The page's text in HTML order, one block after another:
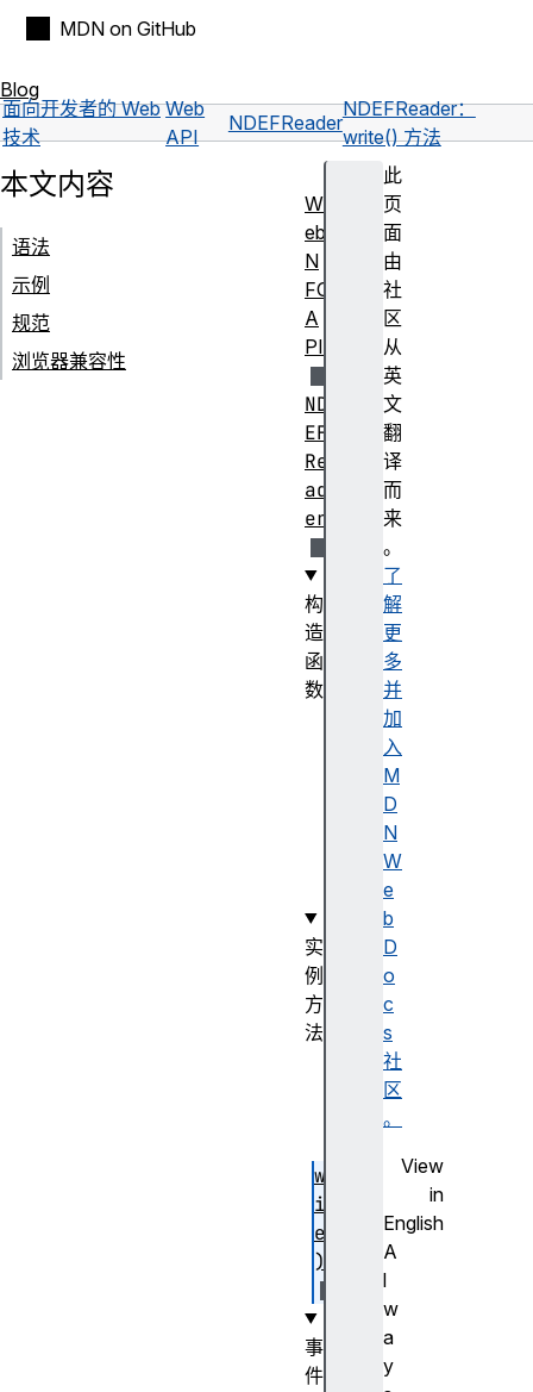
MDN on GitHub
Blog
面向开发者的 Web
技术
Web
API
NDEFReader
NDEFReader：
write() 方法
此
页
面
由
社
区
从
英
文
翻
译
而
来
。
了
解
更
多
并
加
入
M
D
N
W
e
b
D
o
c
s
社
区
。
View
in
English
A
l
w
a
y
本文内容
语法
示例
规范
浏览器兼容性
W
eb
N
FC
A
PI
ND
EF
Re
ad
er
构
造
函
数
实
例
方
法
wr
it
e(
)
事
件